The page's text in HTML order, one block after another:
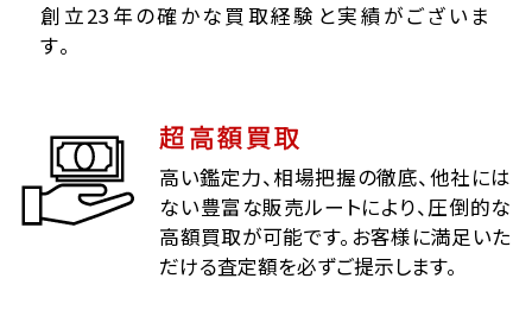
創立23年の確かな買取経験と実績がございま
す。
超高額買取
高い鑑定力、相場把握の徹底、他社には
ない豊富な販売ルートにより、圧倒的な
高額買取が可能です。お客様に満足いた
だける査定額を必ずご提示します。